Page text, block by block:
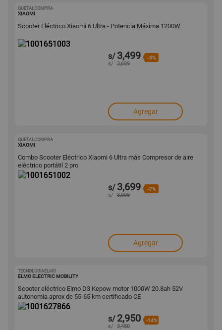
QUETALCOMPRA
XIAOMI
Scooter Eléctrico Xiaomi 6 Ultra - Potencia Máxima 1200W
s/ 3,499 -5%
s/ 3,699
Agregar
QUETALCOMPRA
XIAOMI
Combo Scooter Eléctrico Xiaomi 6 Ultra más Compresor de aire
eléctrico portátil 2 pro
s/ 3,699 -7%
s/ 3,999
Agregar
TECNOLOGIAELMO
ELMO ELECTRIC MOBILITY
Scooter eléctrico Elmo D3 Kepow motor 1000W 20.8ah 52V
autonomía aprox de 55-65 km certificado CE
s/ 2,950 -14%
s/ 3,450